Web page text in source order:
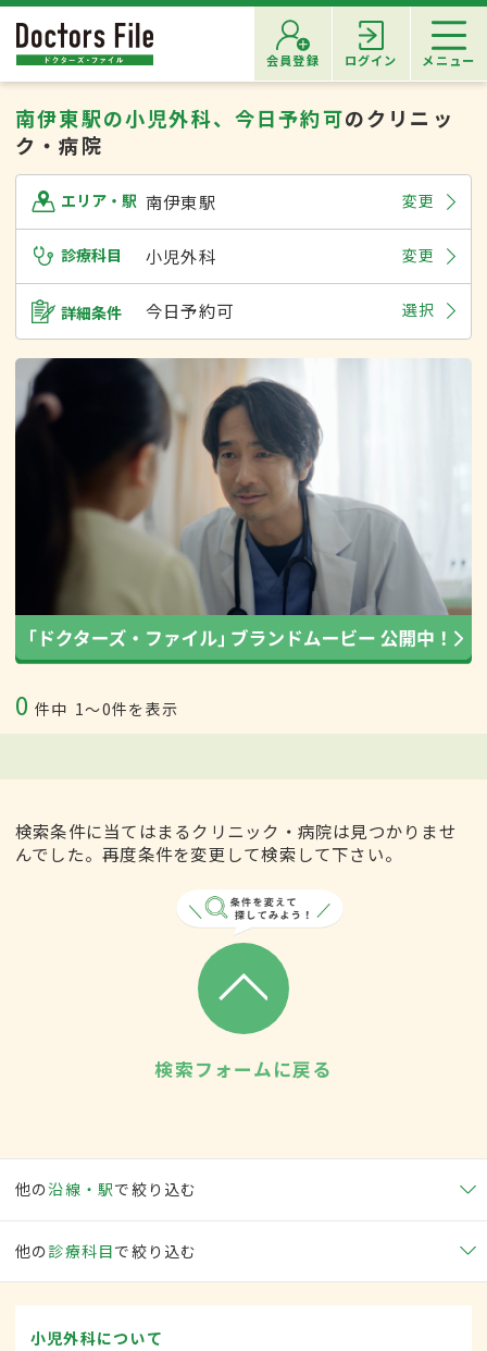
会員登録 ログイン メニュー
南伊東駅の小児外科、今日予約可のクリニッ
ク・病院
エリア・駅 南伊東駅 変更
診療科目 小児外科 変更
詳細条件 今日予約可 選択
0 件中 1〜0件を表示
検索条件に当てはまるクリニック・病院は見つかりませ
んでした。再度条件を変更して検索して下さい。
検索フォームに戻る
他の沿線・駅で絞り込む
他の 診療科目で絞り込む
小児外科について